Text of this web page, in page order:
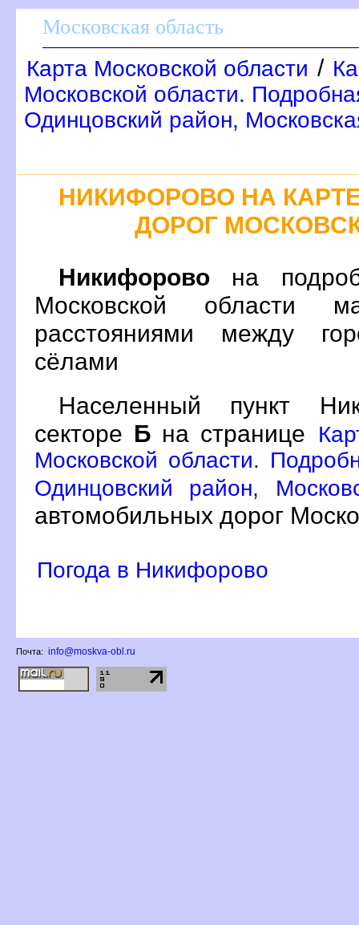
Московская область
Карта Московской области /
Московской области.
Одинцовский район,
НИКИФОРОВО НА
ДОРОГ
Никифорово на
Московской области
расстояниями между
сёлами
Населенный пункт
секторе Б на странице
Московской области.
Одинцовский район,
автомобильных дорог
Погода в Никифорово
Почта: info@moskva-obl.ru